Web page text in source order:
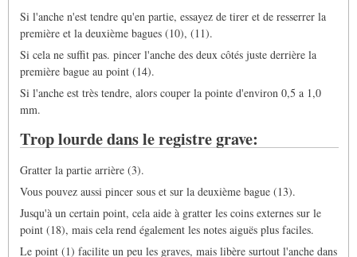
Si l'anche n'est tendre qu'en partie, essayez de tirer et de resserrer la
première et la deuxième bagues (10), (11).
Si cela ne suffit pas. pincer l'anche des deux côtés juste derrière la
première bague au point (14).
Si l'anche est très tendre, alors couper la pointe d'environ 0,5 a 1,0
mm.
Trop lourde dans le registre grave:
Gratter la partie arrière (3).
Vous pouvez aussi pincer sous et sur la deuxième bague (13).
Jusqu'à un certain point, cela aide à gratter les coins externes sur le
point (18), mais cela rend également les notes aiguës plus faciles.
Le point (1) facilite un peu les graves, mais libère surtout l'anche dans